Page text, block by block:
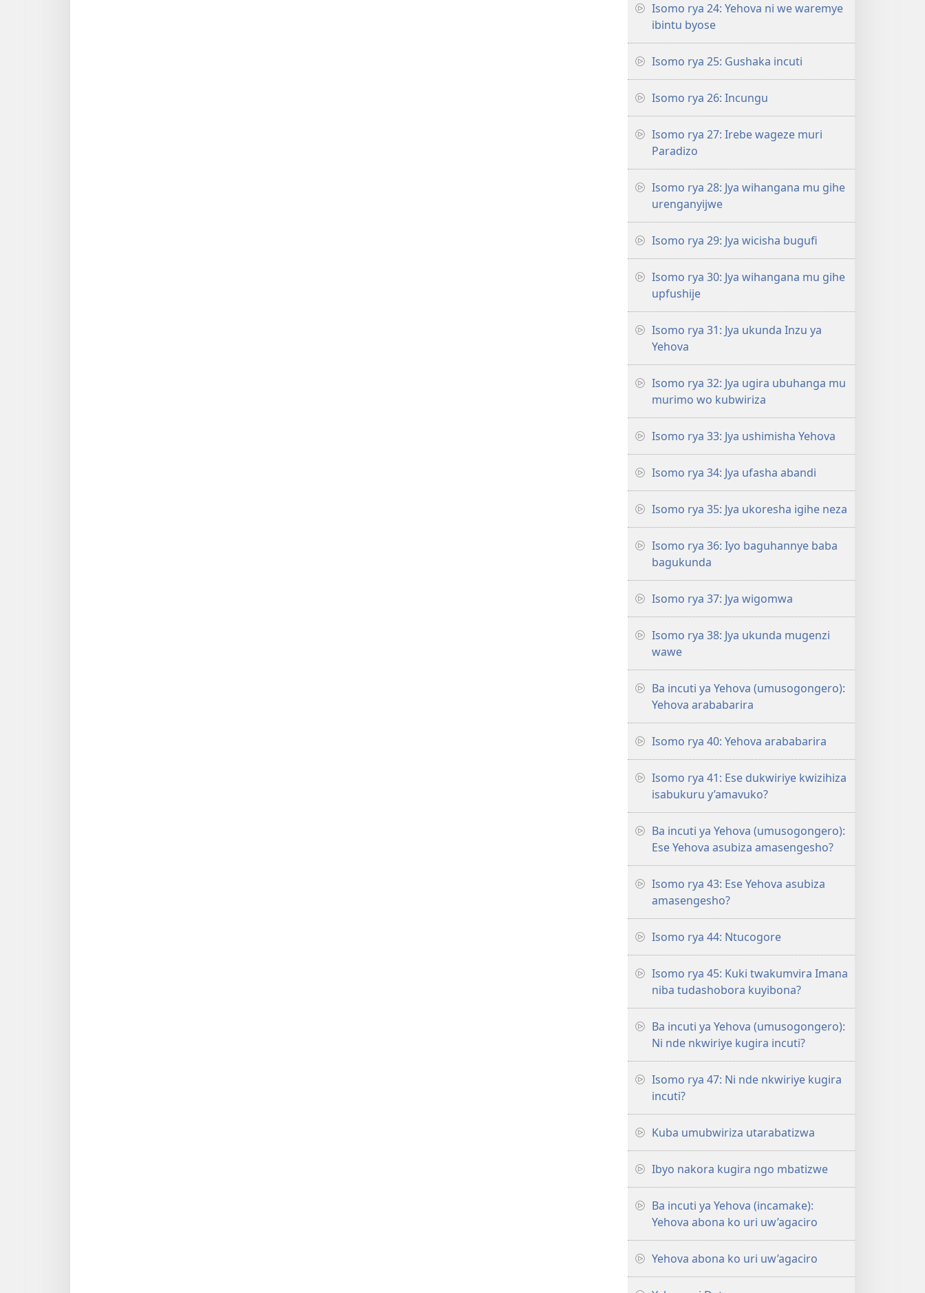
Isomo rya 24: Yehova ni we waremye
ibintu byose
Isomo rya 25: Gushaka incuti
Isomo rya 26: Incungu
Isomo rya 27: Irebe wageze muri
Paradizo
Isomo rya 28: Jya wihangana mu gihe
urenganyijwe
Isomo rya 29: Jya wicisha bugufi
Isomo rya 30: Jya wihangana mu gihe
upfushije
Isomo rya 31: Jya ukunda Inzu ya
Yehova
Isomo rya 32: Jya ugira ubuhanga mu
murimo wo kubwiriza
Isomo rya 33: Jya ushimisha Yehova
Isomo rya 34: Jya ufasha abandi
Isomo rya 35: Jya ukoresha igihe neza
Isomo rya 36: Iyo baguhannye baba
bagukunda
Isomo rya 37: Jya wigomwa
Isomo rya 38: Jya ukunda mugenzi
wawe
Ba incuti ya Yehova (umusogongero):
Yehova arababarira
Isomo rya 40: Yehova arababarira
Isomo rya 41: Ese dukwiriye kwizihiza
isabukuru y’amavuko?
Ba incuti ya Yehova (umusogongero):
Ese Yehova asubiza amasengesho?
Isomo rya 43: Ese Yehova asubiza
amasengesho?
Isomo rya 44: Ntucogore
Isomo rya 45: Kuki twakumvira Imana
niba tudashobora kuyibona?
Ba incuti ya Yehova (umusogongero):
Ni nde nkwiriye kugira incuti?
Isomo rya 47: Ni nde nkwiriye kugira
incuti?
Kuba umubwiriza utarabatizwa
Ibyo nakora kugira ngo mbatizwe
Ba incuti ya Yehova (incamake):
Yehova abona ko uri uw’agaciro
Yehova abona ko uri uw’agaciro